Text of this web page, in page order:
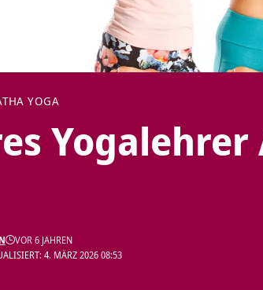
YOGA
4. MÄRZ 2026 08:53
VOR 6 JAHREN